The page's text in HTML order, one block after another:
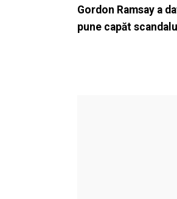
Gordon Ramsay a
pune capăt